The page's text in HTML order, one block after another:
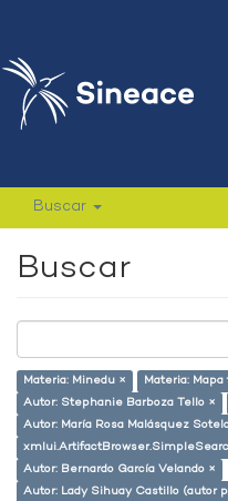
Buscar
Buscar
Materia: Minedu ×
Materia:
Autor: Stephanie Barboza Tello ×
Autor: María Rosa Malásquez
Autor: Bernardo García Velando ×
Autor: Lady Sihuay Castillo (autor